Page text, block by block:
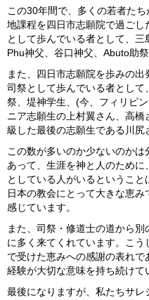
この30年間で、多くの若者た
地課程を四日市志願院で過ご
として歩んでいる者として、三
Phu神父、谷口神父、Abuto助祭
また、四日市志願院を歩みの
司祭として歩んでいる者とし
祭、堤神学生、(今、フィリピ
ニア志願生の上村翼さん、高
級した最後の志願生である川尻
この数が多いのか少ないのか
あって、生涯を神と人のため
としている人がいるということ
日本の教会にとって大きな恵
感じています。
また、司祭・修道士の道から
に多く来てくれています。こう
で受けた恵みへの感謝の表れ
経験が大切な意味を持ち続けて
最後になりますが、私たちサ